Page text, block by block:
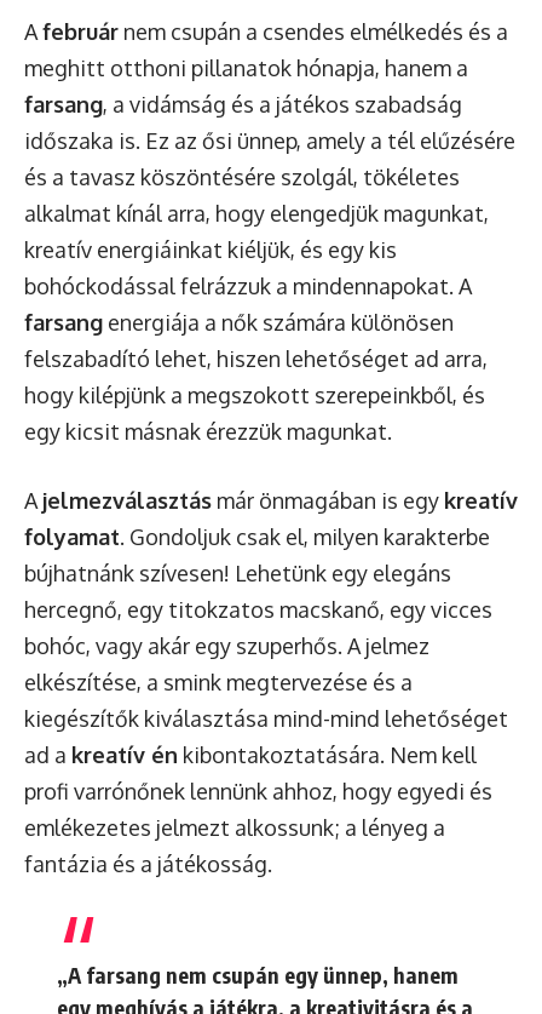
Afebruár nem csupán a csendes elmélkedés és a
meghitt otthoni pillanatok hónapja, hanem a
farsang, a vidámság és a játékos szabadság
időszaka is. Ez az ősi ünnep, amely a tél elűzésére
és a tavasz köszöntésére szolgál, tökéletes
alkalmat kínál arra, hogy elengedjük magunkat,
kreatív energiáinkat kiéljük, és egy kis
bohóckodással felrázzuk a mindennapokat. A
farsang energiája a nők számára különösen
felszabadító lehet, hiszen lehetőséget ad arra,
hogy kilépjünk a megszokott szerepeinkből, és
egy kicsit másnak érezzük magunkat.
A jelmezválasztás már önmagában is egy kreatív
folyamat. Gondoljuk csak el, milyen karakterbe
bújhatnánk szívesen! Lehetünk egy elegáns
hercegnő, egy titokzatos macskanő, egy vicces
bohóc, vagy akár egy szuperhős. A jelmez
elkészítése, a smink megtervezése és a
kiegészítők kiválasztása mind-mind lehetőséget
ad a kreatív én kibontakoztatására. Nem kell
profi varrónőnek lennünk ahhoz, hogy egyedi és
emlékezetes jelmezt alkossunk; a lényeg a
fantázia és a játékosság.
„A farsang nem csupán egy ünnep, hanem
egy meghívás a játékra, a kreativitásra és a